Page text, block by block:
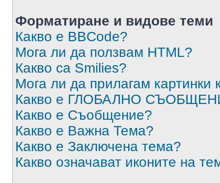
Форматиране и видове теми
Какво е BBCode?
Мога ли да ползвам HTML?
Какво са Smilies?
Мога ли да прилагам
Какво е ГЛОБАЛНО
Какво е Съобщение?
Какво е Важна Тема?
Какво е Заключена тема?
Какво означават иконите на